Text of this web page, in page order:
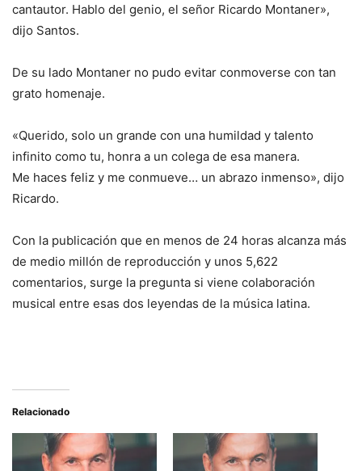
cantautor. Hablo del genio, el señor Ricardo Montaner»,
dijo Santos.
De su lado Montaner no pudo evitar conmoverse con tan
grato homenaje.
«Querido, solo un grande con una humildad y talento
infinito como tu, honra a un colega de esa manera.
Me haces feliz y me conmueve… un abrazo inmenso», dijo
Ricardo.
Con la publicación que en menos de 24 horas alcanza más
de medio millón de reproducción y unos 5,622
comentarios, surge la pregunta si viene colaboración
musical entre esas dos leyendas de la música latina.
Relacionado